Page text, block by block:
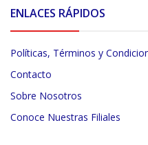
ENLACES RÁPIDOS
Políticas, Términos y
Contacto
Sobre Nosotros
Conoce Nuestras Filiales